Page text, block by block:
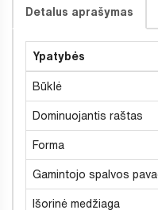
Detalus aprašymas
Ypatybės
Būklė
Dominuojantis raštas
Forma
Gamintojo spalvos
Išorinė medžiaga